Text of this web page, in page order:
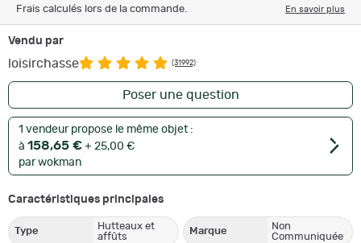
Frais calculés lors de la commande.
En savoir plus
Vendu par
loisirchasse (31992)
Poser une question
1 vendeur propose le même objet :
à 158,65 € + 25,00 €
par wokman
Caractéristiques principales
Type
Hutteaux et
affûts
Marque
Non
Communiquée